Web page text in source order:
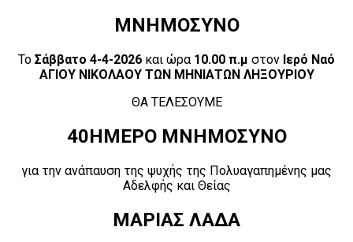
ΜΝΗΜΟΣΥΝΟ
Το Σάββατο 4-4-2026 και ώρα 10.00 π.μ στον Ιερό Ναό
ΑΓΙΟΥ ΝΙΚΟΛΑΟΥ ΤΩΝ ΜΗΝΙΑΤΩΝ ΛΗΞΟΥΡΙΟΥ
ΘΑ ΤΕΛΕΣΟΥΜΕ
40ΗΜΕΡΟ ΜΝΗΜΟΣΥΝΟ
για την ανάπαυση της ψυχής της Πολυαγαπημένης μας
Αδελφής και Θείας
ΜΑΡΙΑΣ ΛΑΔΑ